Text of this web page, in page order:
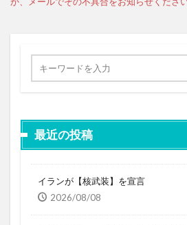
最近の投稿
イランが【核武装】を宣言
2026/08/08